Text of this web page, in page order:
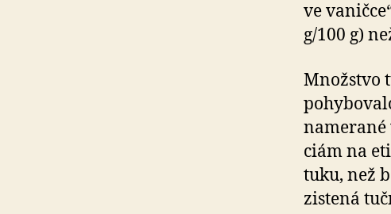
ve
g/100 g)
Množstvo
ciám na
tuku, než
zistená